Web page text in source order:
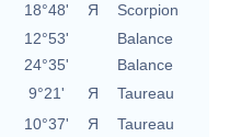
18°48' Я
Scorpion
12°53'
Balance
24°35'
Balance
9°21' Я
Taureau
10°37' Я
Taureau